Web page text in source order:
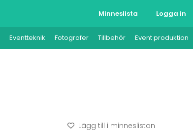
Minneslista Logga in
Eventteknik Fotografer Tillbehör Event produktion
Lägg till i minneslistan